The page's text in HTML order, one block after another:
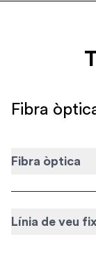
Fibra
Fibra òptica
Línia de veu